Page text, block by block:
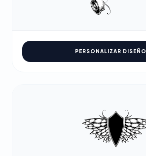
PERSONALIZAR DISEÑO